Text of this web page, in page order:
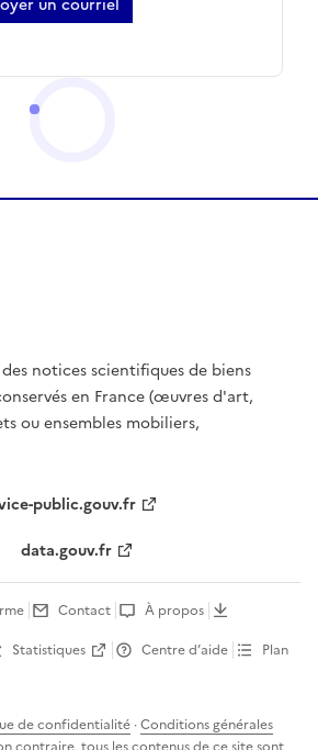
notices scientifiques de biens
en France (œuvres d'art,
ou ensembles mobiliers,
public.gouv.fr
data.gouv.fr
Contact
À propos
Statistiques Centre d’aide
Plan
de confidentialité ·Conditions générales